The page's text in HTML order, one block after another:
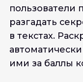
пользователи
разгадать
в текстах.
ими за баллы